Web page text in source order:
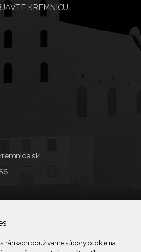
používame súbory cookie na
KREMNICU